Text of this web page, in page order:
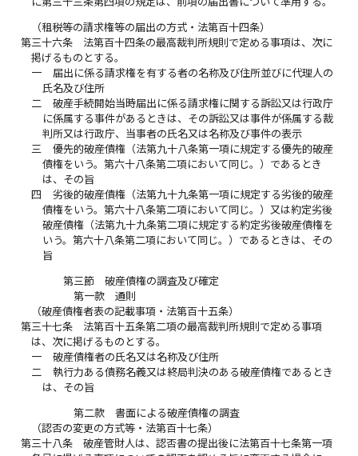
（租税等の請求権等の届出の方式・法第百十四条）
第三十六条
法第百十四条の最高裁判所規則で定める事項は、次に
掲げるものとする。
一
届出に係る請求権を有する者の名称及び住所並びに代理人の
氏名及び住所
二
破産手続開始当時届出に係る請求権に関する訴訟又は行政庁
に係属する事件があるときは、その訴訟又は事件が係属する裁
判所又は行政庁、当事者の氏名又は名称及び事件の表示
三
優先的破産債権（法第九十八条第一項に規定する優先的破産
債権をいう。第六十八条第二項において同じ。）であるとき
は、その旨
四
劣後的破産債権（法第九十九条第一項に規定する劣後的破産
債権をいう。第六十八条第二項において同じ。）又は約定劣後
破産債権（法第九十九条第二項に規定する約定劣後破産債権を
いう。第六十八条第二項において同じ。）であるときは、その
旨
第三節 破産債権の調査及び確定
第一款 通則
（破産債権者表の記載事項・法第百十五条）
第三十七条
法第百十五条第二項の最高裁判所規則で定める事項
は、次に掲げるものとする。
一
破産債権者の氏名又は名称及び住所
二
執行力ある債務名義又は終局判決のある破産債権であるとき
は、その旨
第二款 書面による破産債権の調査
（認否の変更の方式等・法第百十七条）
第三十八条
破産管財人は、認否書の提出後に法第百十七条第一項